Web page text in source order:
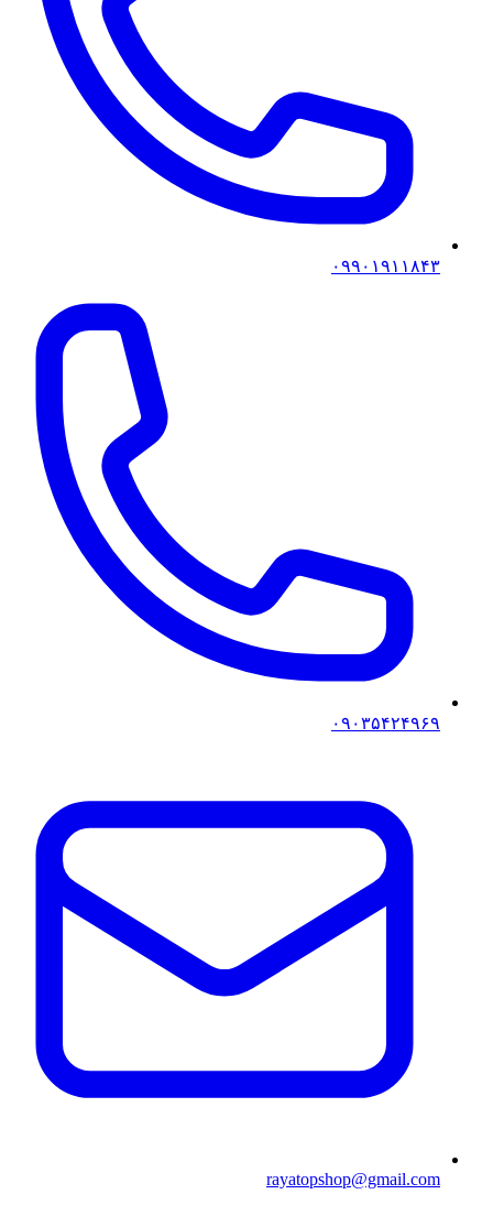
۰۹۹۰۱۹۱۱۸۴۳
۰۹۰۳۵۴۲۴۹۶۹
rayatopshop@gmail.com